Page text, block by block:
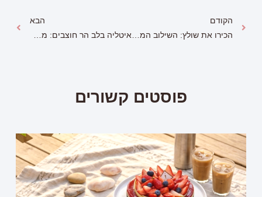
הקודם
הכירו את שולץ: השילוב המושלם בין איכות, נוחות וסטייל לילדים
הבא
פוסטים קשורים